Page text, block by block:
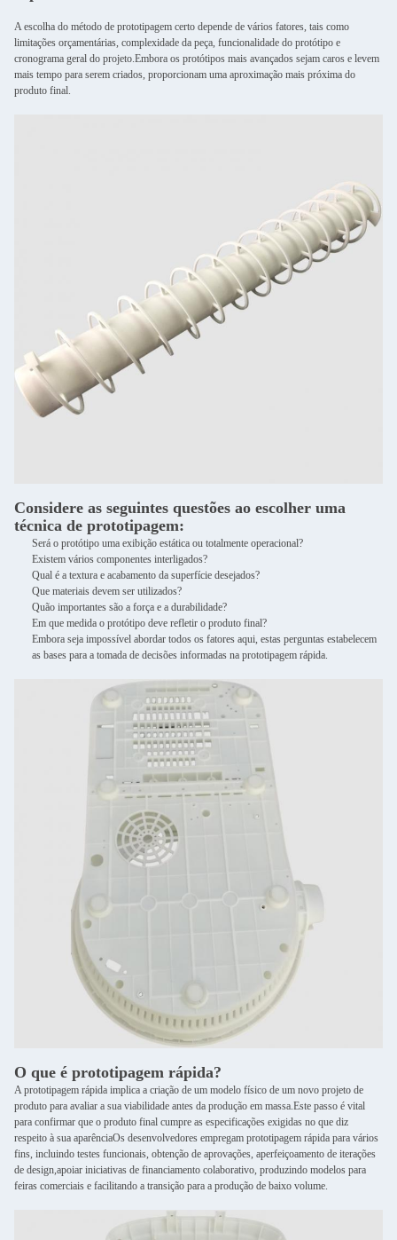
A escolha do método de prototipagem certo depende de vários fatores, tais como
limitações orçamentárias, complexidade da peça, funcionalidade do protótipo e
cronograma geral do projeto.Embora os protótipos mais avançados sejam caros e levem
mais tempo para serem criados, proporcionam uma aproximação mais próxima do
produto final.
Considere as seguintes questões ao escolher uma
técnica de prototipagem:
Será o protótipo uma exibição estática ou totalmente operacional?
Existem vários componentes interligados?
Qual é a textura e acabamento da superfície desejados?
Que materiais devem ser utilizados?
Quão importantes são a força e a durabilidade?
Em que medida o protótipo deve refletir o produto final?
Embora seja impossível abordar todos os fatores aqui, estas perguntas estabelecem
as bases para a tomada de decisões informadas na prototipagem rápida.
O que é prototipagem rápida?
A prototipagem rápida implica a criação de um modelo físico de um novo projeto de
produto para avaliar a sua viabilidade antes da produção em massa.Este passo é vital
para confirmar que o produto final cumpre as especificações exigidas no que diz
respeito à sua aparênciaOs desenvolvedores empregam prototipagem rápida para vários
fins, incluindo testes funcionais, obtenção de aprovações, aperfeiçoamento de iterações
de design,apoiar iniciativas de financiamento colaborativo, produzindo modelos para
feiras comerciais e facilitando a transição para a produção de baixo volume.